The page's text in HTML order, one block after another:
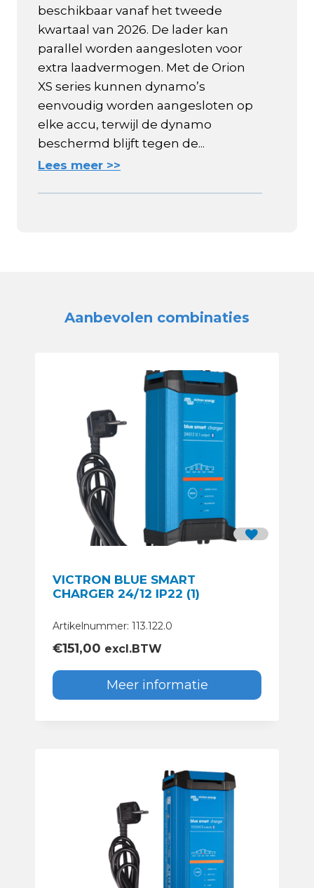
beschikbaar vanaf het tweede
kwartaal van 2026. De lader kan
parallel worden aangesloten voor
extra laadvermogen. Met de Orion
XS series kunnen dynamo’s
eenvoudig worden aangesloten op
elke accu, terwijl de dynamo
beschermd blijft tegen de...
Lees meer >>
Aanbevolen combinaties
VICTRON BLUE SMART
CHARGER 24/12 IP22 (1)
Artikelnummer: 113.122.0
€151,00 excl.BTW
Meer informatie